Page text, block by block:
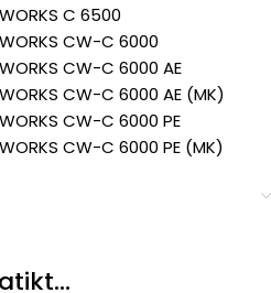
C 6500
CW-C 6000
CW-C 6000 AE
CW-C 6000 AE (MK)
CW-C 6000 PE
CW-C 6000 PE (MK)